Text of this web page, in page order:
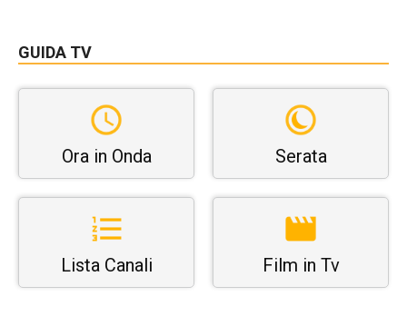
GUIDA TV
Ora in Onda Serata
Lista Canali Film in Tv